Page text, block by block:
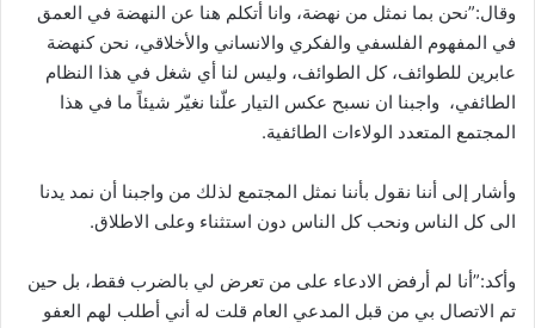
وقال:”نحن بما نمثل من نهضة، وانا أتكلم هنا عن النهضة في العمق
في المفهوم الفلسفي والفكري والانساني والأخلاقي، نحن كنهضة
عابرين للطوائف، كل الطوائف، وليس لنا أي شغل في هذا النظام
الطائفي، واجبنا ان نسبح عكس التيار علّنا نغيّر شيئاً ما في هذا
المجتمع المتعدد الولاءات الطائفية.
وأشار إلى أننا نقول بأننا نمثل المجتمع لذلك من واجبنا أن نمد يدنا
الى كل الناس ونحب كل الناس دون استثناء وعلى الاطلاق.
وأكد:”أنا لم أرفض الادعاء على من تعرض لي بالضرب فقط، بل حين
تم الاتصال بي من قبل المدعي العام قلت له أني أطلب لهم العفو